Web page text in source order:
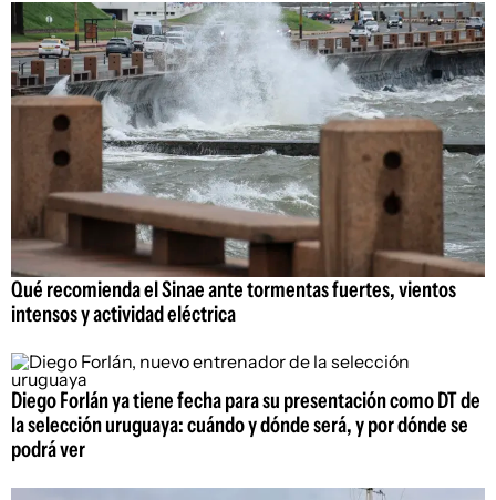
Qué recomienda el Sinae ante tormentas fuertes, vientos
intensos y actividad eléctrica
Diego Forlán ya tiene fecha para su presentación como DT de
la selección uruguaya: cuándo y dónde será, y por dónde se
podrá ver